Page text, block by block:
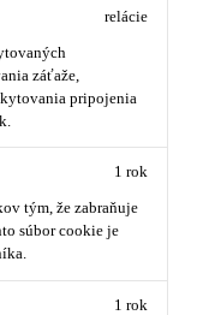
záťaže,
pripojenia
relácie
tým, že zabraňuje
súbor cookie je
1 rok
1 rok